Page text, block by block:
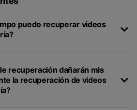
puedo recuperar videos
recuperación dañarán mis
la recuperación de videos